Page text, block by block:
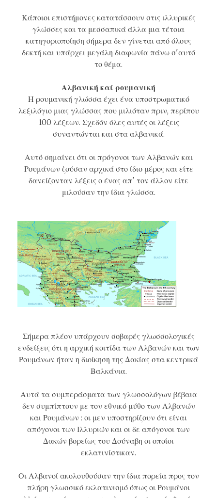
Κάποιοι επιστήμονες κατατάσσουν στις ιλλυρικές
γλώσσες και τα μεσσαπικά άλλα μια τέτοια
κατηγοριοποίηση σήμερα δεν γίνεται από όλους
δεκτή και υπάρχει μεγάλη διαφωνία πάνω σ'αυτό
το θέμα.
Αλβανική καί ρουμανική
Η ρουμανική γλώσσα έχει ένα υποστρωματικό
λεξιλόγιο μιας γλώσσας που μιλιόταν πριν, περίπου
100 λέξεων. Σχεδόν όλες αυτές οι λέξεις
συναντώνται και στα αλβανικά.
Αυτό σημαίνει ότι οι πρόγονοι των Αλβανών και
Ρουμάνων ζούσαν αρχικά στο ίδιο μέρος και είτε
δανείζονταν λέξεις ο ένας απ' τον άλλον είτε
μιλούσαν την ίδια γλώσσα.
Σήμερα πλέον υπάρχουν σοβαρές γλωσσολογικές
ενδείξεις ότι η αρχική κοιτίδα των Αλβανών και των
Ρουμάνων ήταν η διοίκηση της Δακίας στα κεντρικά
Βαλκάνια.
Αυτά τα συμπεράσματα των γλωσσολόγων βέβαια
δεν συμπίπτουν με τον εθνικό μύθο των Αλβανών
και Ρουμάνων : οι μεν υποστηρίζουν ότι είναι
απόγονοι των Ιλλυριών και οι δε απόγονοι των
Δακών βορείως του Δούναβη οι οποίοι
εκλατινίστικαν.
Οι Αλβανοί ακολουθούσαν την ίδια πορεία προς τον
πλήρη γλωσσικό εκλατινισμό όπως οι Ρουμάνοι